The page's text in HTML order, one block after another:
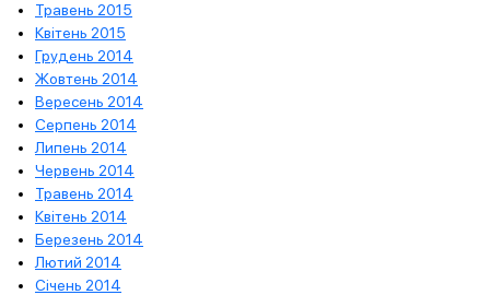
Травень 2015
Квітень 2015
Грудень 2014
Жовтень 2014
Вересень 2014
Серпень 2014
Липень 2014
Червень 2014
Травень 2014
Квітень 2014
Березень 2014
Лютий 2014
Січень 2014